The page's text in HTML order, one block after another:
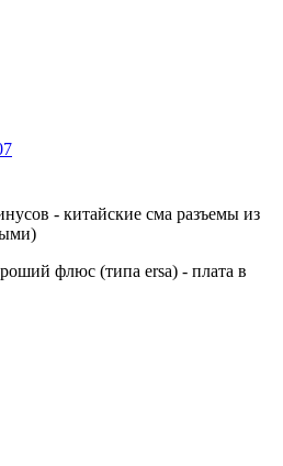
- китайские сма разъемы из
флюс (типа ersa) - плата в